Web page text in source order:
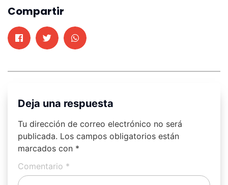
Compartir
Deja una respuesta
Tu dirección de correo electrónico no será
publicada. Los campos obligatorios están
marcados con *
Comentario *